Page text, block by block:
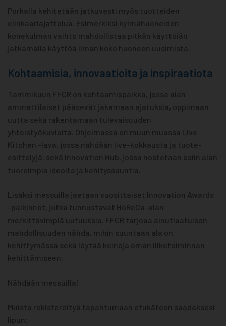
Porkalla kehitetään jatkuvasti myös tuotteiden
elinkaariajattelua. Esimerkiksi kylmähuoneiden
konekulman vaihto mahdollistaa pitkän käyttöiän
jatkamalla käyttöä ilman koko huoneen uusimista.
Kohtaamisia, innovaatioita ja inspiraatiota
Tammikuun FFCR on kohtaamispaikka, jossa alan
ammattilaiset pääsevät jakamaan ajatuksia, oppimaan
uutta sekä rakentamaan tulevaisuuden
yhteistyökuvioita. Ohjelmassa on muun muassa Live
Kitchen -lava, jossa nähdään live-kokkausta ja tuote-
esittelyjä, sekä Innovation Hub, jossa nostetaan esiin alan
tuoreimpia ideoita ja kehityssuuntia.
Lisäksi messuilla jaetaan vuosittaiset Innovation Awards
-palkinnot, jotka tunnustavat HoReCa-alan
merkittävimpiä uutuuksia. FFCR tarjoaa ainutlaatuisen
mahdollisuuden nähdä, mihin suuntaan ala on
kehittymässä sekä löytää keinoja oman liiketoiminnan
kehittämiseen.
Nähdään messuilla!
Muista rekisteröityä tapahtumaan etukäteen saadaksesi
lipun: